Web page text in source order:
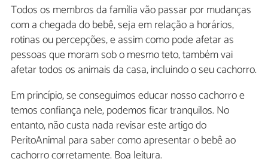
Todos os membros da família vão passar por mudanças
com a chegada do bebê, seja em relação a horários,
rotinas ou percepções, e assim como pode afetar as
pessoas que moram sob o mesmo teto, também vai
afetar todos os animais da casa, incluindo o seu cachorro.
Em princípio, se conseguimos educar nosso cachorro e
temos confiança nele, podemos ficar tranquilos. No
entanto, não custa nada revisar este artigo do
PeritoAnimal para saber como apresentar o bebê ao
cachorro corretamente. Boa leitura.